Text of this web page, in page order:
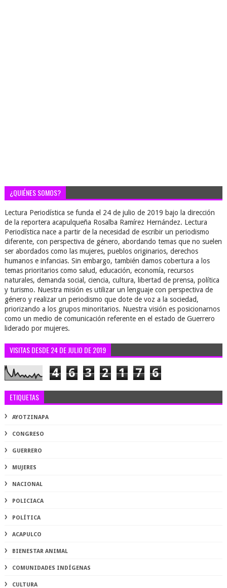
¿QUIÉNES SOMOS?
Lectura Periodística se funda el 24 de julio de 2019 bajo la dirección
de la reportera acapulqueña Rosalba Ramírez Hernández. Lectura
Periodística nace a partir de la necesidad de escribir un periodismo
diferente, con perspectiva de género, abordando temas que no suelen
ser abordados como las mujeres, pueblos originarios, derechos
humanos e infancias. Sin embargo, también damos cobertura a los
temas prioritarios como salud, educación, economía, recursos
naturales, demanda social, ciencia, cultura, libertad de prensa, política
y turismo. Nuestra misión es utilizar un lenguaje con perspectiva de
género y realizar un periodismo que dote de voz a la sociedad,
priorizando a los grupos minoritarios. Nuestra visión es posicionarnos
como un medio de comunicación referente en el estado de Guerrero
liderado por mujeres.
VISITAS DESDE 24 DE JULIO DE 2019
4 6 3 2 1 7 6
ETIQUETAS
AYOTZINAPA
CONGRESO
GUERRERO
MUJERES
NACIONAL
POLICIACA
POLÍTICA
ACAPULCO
BIENESTAR ANIMAL
COMUNIDADES INDÍGENAS
CULTURA